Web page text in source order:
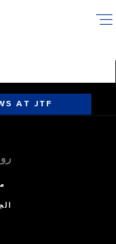
AT JTF